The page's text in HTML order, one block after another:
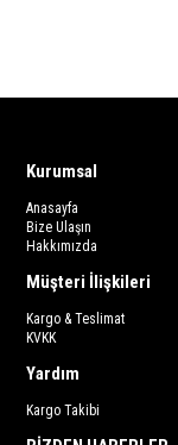
Kurumsal
Anasayfa
Bize Ulaşın
Hakkımızda
Müşteri İlişkileri
Kargo & Teslimat
KVKK
Yardım
Kargo Takibi